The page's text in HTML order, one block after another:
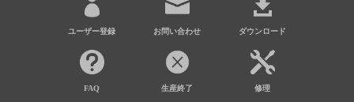
ユーザー登録 お問い合わせ ダウンロード
FAQ 生産終了 修理